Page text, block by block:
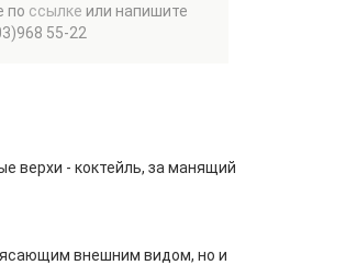
по ссылке или напишите
55-22
верхи - коктейль, за манящий
внешним видом, но и